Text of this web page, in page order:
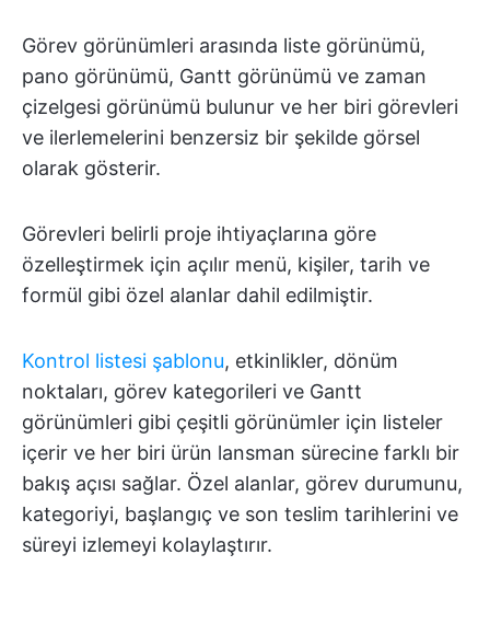
Görev görünümleri arasında liste görünümü,
pano görünümü, Gantt görünümü ve zaman
çizelgesi görünümü bulunur ve her biri görevleri
ve ilerlemelerini benzersiz bir şekilde görsel
olarak gösterir.
Görevleri belirli proje ihtiyaçlarına göre
özelleştirmek için açılır menü, kişiler, tarih ve
formül gibi özel alanlar dahil edilmiştir.
Kontrol listesi şablonu, etkinlikler, dönüm
noktaları, görev kategorileri ve Gantt
görünümleri gibi çeşitli görünümler için listeler
içerir ve her biri ürün lansman sürecine farklı bir
bakış açısı sağlar. Özel alanlar, görev durumunu,
kategoriyi, başlangıç ve son teslim tarihlerini ve
süreyi izlemeyi kolaylaştırır.